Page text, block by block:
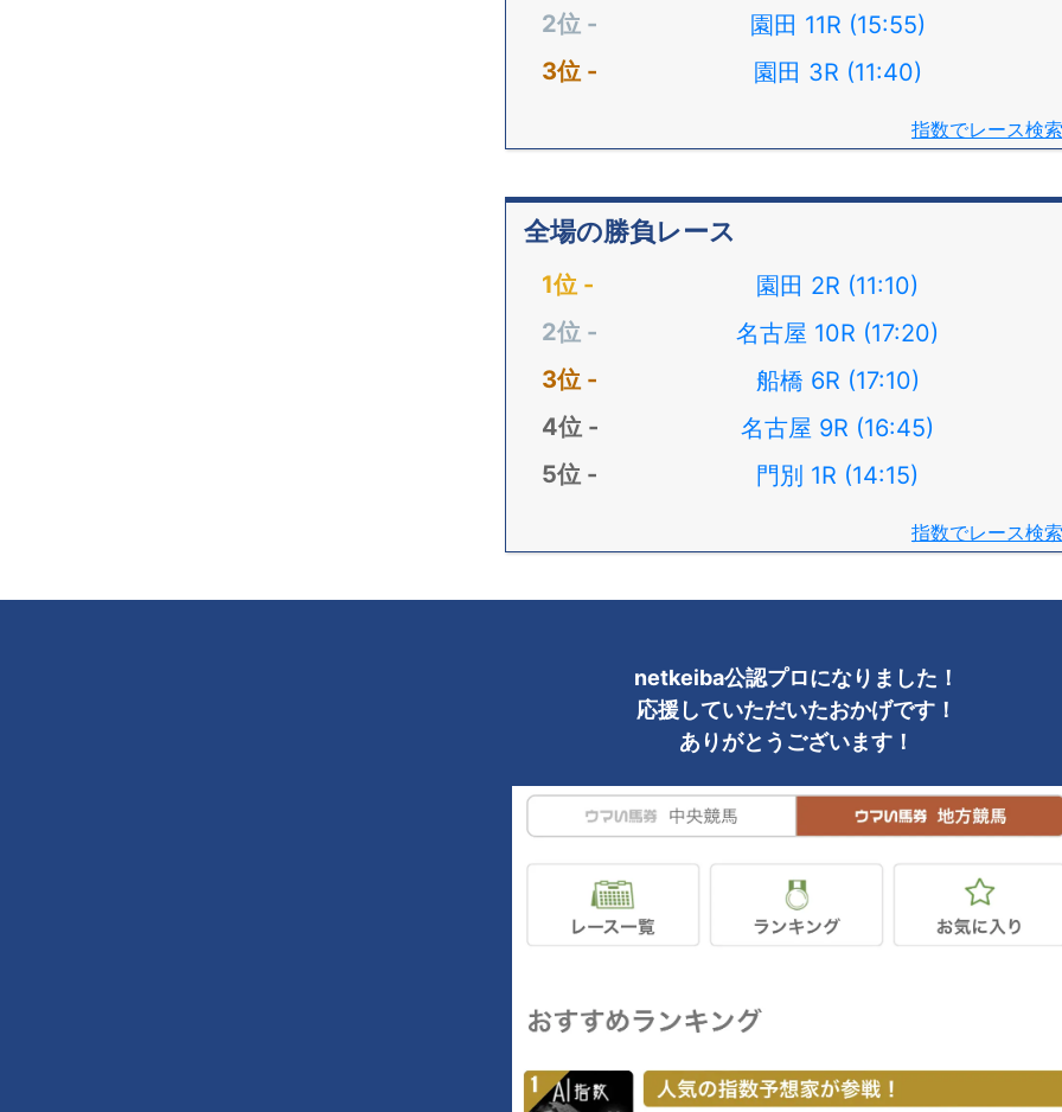
園田 11R (15:55)
園田 3R (11:40)
指数でレース検索
全場の勝負レース
園田 2R (11:10)
名古屋 10R (17:20)
船橋 6R (17:10)
名古屋 9R (16:45)
門別 1R (14:15)
指数でレース検索
netkeiba公認プロになりました！
応援していただいたおかげです！
ありがとうございます！